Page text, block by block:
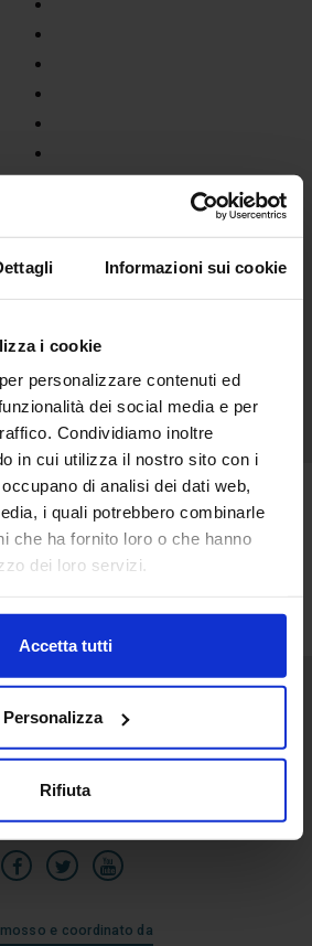
Informazioni sui cookie
i cookie
personalizzare contenuti ed
dei social media e per
Condividiamo inoltre
in cui utilizza il nostro sito con i
di analisi dei dati web,
i quali potrebbero combinarle
che ha fornito loro o che hanno
dei loro servizi.
Accetta tutti
Personalizza
Rifiuta
10
Feb
Senaf srl
Via Eritrea 21/A
20157 | Milano | Italia
e coordinato da